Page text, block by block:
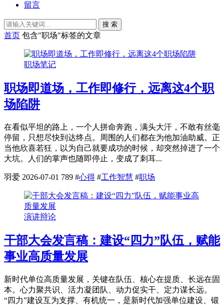
留言
搜 索
首页 包含"职场"标签的文章
职场笔记
职场即道场，工作即修行，远离这4个职
场陷阱
在看似平坦的路上，一个人拼命奔跑，满头大汗，不敢有丝毫
停留，只想尽快到达终点。周围的人们都在为他加油助威。正
当他欣喜若狂，以为自己就要成功的时候，却突然掉进了一个
大坑。人们的掌声也随即停止，变成了刺耳...
羽爱 2026-07-01 789 #心得 #工作智慧 #职场
演讲辩论
干部大会发言稿：建设“四力”队伍，赋能
事业高质量发展
新时代单位高质量发展，关键在队伍、核心在提质、长远在固
本。心力聚共识、活力凝团队、动力促实干、定力谋长远。
“四力”建设互为支撑、有机统一，是新时代加强单位建设、锻